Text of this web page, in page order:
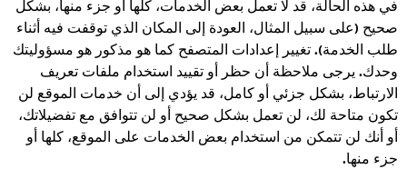
في هذه الحالة، قد لا تعمل بعض الخدمات، كلها أو جزء منها، بشكل
صحيح (على سبيل المثال، العودة إلى المكان الذي توقفت فيه أثناء
طلب الخدمة). تغيير إعدادات المتصفح كما هو مذكور هو مسؤوليتك
وحدك. يرجى ملاحظة أن حظر أو تقييد استخدام ملفات تعريف
الارتباط، بشكل جزئي أو كامل، قد يؤدي إلى أن خدمات الموقع لن
تكون متاحة لك، لن تعمل بشكل صحيح أو لن تتوافق مع تفضيلاتك،
أو أنك لن تتمكن من استخدام بعض الخدمات على الموقع، كلها أو
جزء منها.